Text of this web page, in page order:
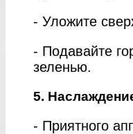
- Уложите
- Подавайте
зеленью.
5.
- Приятного